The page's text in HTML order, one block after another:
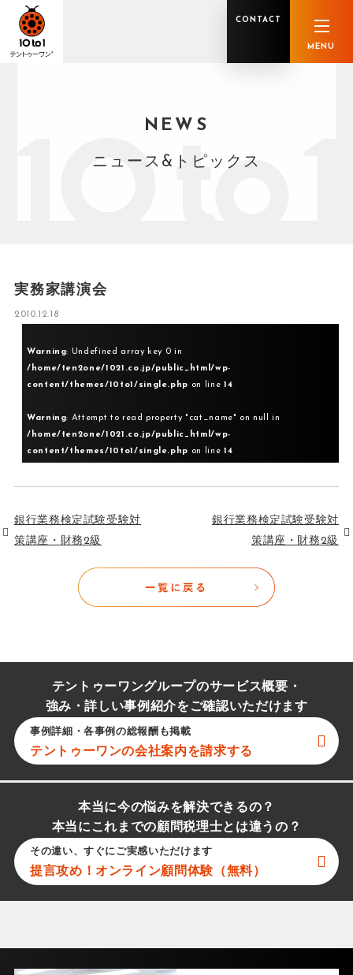
税理士業務
社会保険労務士業務 不動産鑑定士業務 行政書士業務
私たちの軌跡 グループ概要
CONTACT
MENU
NEWS
ニュース&トピックス
実務家講演会
2010.12.18
Warning: Undefined array key 0 in
/home/ten2one/1021.co.jp/public_html/wp-
content/themes/10to1/single.php on line 14
Warning: Attempt to read property "cat_name" on null in
/home/ten2one/1021.co.jp/public_html/wp-
content/themes/10to1/single.php on line 14
銀行業務検定試験受験対
策講座・財務2級
銀行業務検定試験受験対
策講座・財務2級
テントゥーワングループのサービス概要・
強み・詳しい事例紹介をご確認いただけます
事例詳細・各事例の総報酬も掲載
テントゥーワンの会社案内を請求する
本当に今の悩みを解決できるの？
本当にこれまでの顧問税理士とは違うの？
その違い、すぐにご実感いただけます
提言攻め！オンライン顧問体験（無料）